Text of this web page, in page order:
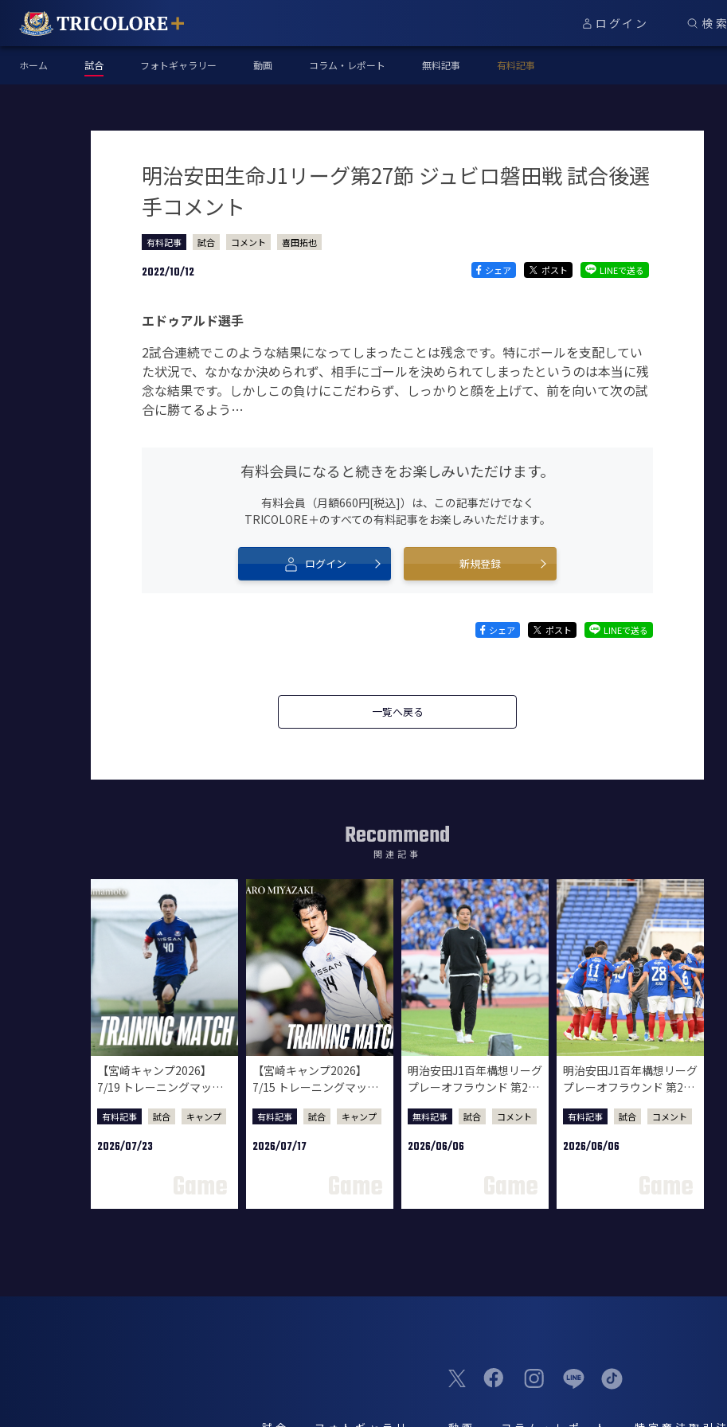
ログイン 検索
ホーム 試合 フォトギャラリー 動画 コラム・レポート 無料記事 有料記事
明治安田生命J1リーグ第27節 ジュビロ磐田戦 試合後選
手コメント
有料記事 試合 コメント 喜田拓也
2022/10/12 シェア ポスト LINEで送る
エドゥアルド選手
2試合連続でこのような結果になってしまったことは残念です。特にボールを支配してい
た状況で、なかなか決められず、相手にゴールを決められてしまったというのは本当に残
念な結果です。しかしこの負けにこだわらず、しっかりと顔を上げて、前を向いて次の試
合に勝てるよう…
有料会員になると続きをお楽しみいただけます。
有料会員（月額660円[税込]）は、この記事だけでなく
TRICOLORE＋のすべての有料記事をお楽しみいただけます。
ログイン 新規登録
シェア ポスト LINEで送る
一覧へ戻る
Recommend
関連記事
【宮崎キャンプ2026】
7/19 トレーニングマッチ
有料記事 試合 キャンプ
2026/07/23
【宮崎キャンプ2026】
7/15 トレーニングマッチ
ロ宮崎
有料記事 試合 キャンプ
2026/07/17
明治安田J1百年構想リーグ
プレーオフラウンド 第2戦
監督会見
無料記事 試合 コメント
2026/06/06
明治安田J1百年構想リーグ
プレーオフラウンド 第2戦
選手コメント
有料記事 試合 コメント
2026/06/06